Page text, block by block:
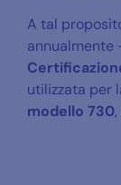
A tal
annualmente
utilizzata per
modello 730